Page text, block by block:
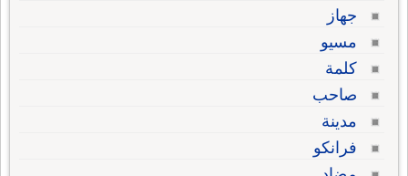
جهاز
مسيو
كلمة
صاحب
مدينة
فرانكو